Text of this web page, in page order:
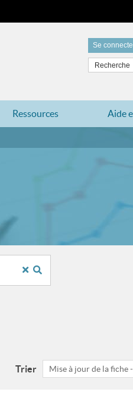
Se
Ressources Aide
Trier Mise à jour de la fiche